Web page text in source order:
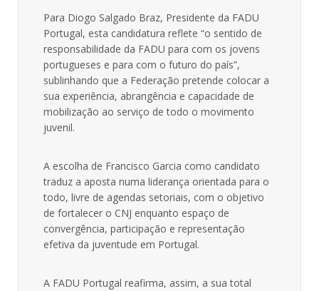
Para Diogo Salgado Braz, Presidente da FADU
Portugal, esta candidatura reflete “o sentido de
responsabilidade da FADU para com os jovens
portugueses e para com o futuro do país”,
sublinhando que a Federação pretende colocar a
sua experiência, abrangência e capacidade de
mobilização ao serviço de todo o movimento
juvenil.
A escolha de Francisco Garcia como candidato
traduz a aposta numa liderança orientada para o
todo, livre de agendas setoriais, com o objetivo
de fortalecer o CNJ enquanto espaço de
convergência, participação e representação
efetiva da juventude em Portugal.
A FADU Portugal reafirma, assim, a sua total